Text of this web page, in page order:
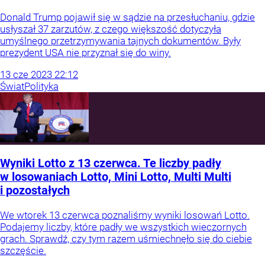
Donald Trump pojawił się w sądzie na przesłuchaniu, gdzie
usłyszał 37 zarzutów, z czego większość dotyczyła
umyślnego przetrzymywania tajnych dokumentów. Były
prezydent USA nie przyznał się do winy.
13 cze 2023 22:12
ŚwiatPolityka
Wyniki Lotto z 13 czerwca. Te liczby padły
w losowaniach Lotto, Mini Lotto, Multi Multi
i pozostałych
We wtorek 13 czerwca poznaliśmy wyniki losowań Lotto.
Podajemy liczby, które padły we wszystkich wieczornych
grach. Sprawdź, czy tym razem uśmiechnęło się do ciebie
szczęście.